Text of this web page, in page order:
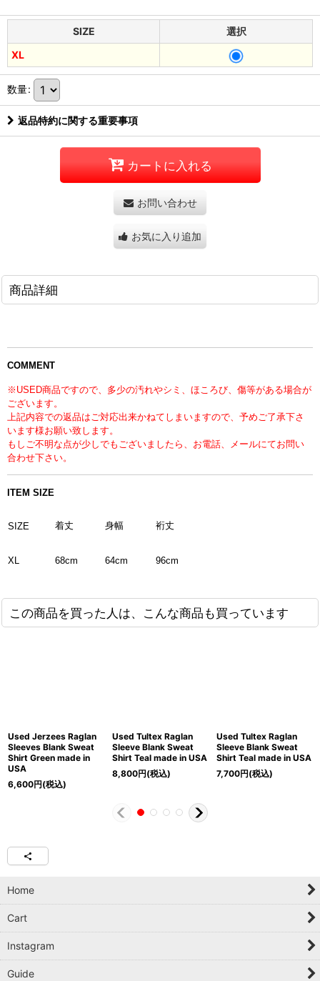
SIZE
選択
XL
数量:
返品特約に関する重要事項
カートに入れる
お問い合わせ
お気に入り追加
商品詳細
COMMENT
※USED商品ですので、多少の汚れやシミ、ほころび、傷等がある場合が
ございます。
上記内容での返品はご対応出来かねてしまいますので、予めご了承下さ
います様お願い致します。
もしご不明な点が少しでもございましたら、お電話、メールにてお問い
合わせ下さい。
ITEM SIZE
SIZE 着丈 身幅 裄丈
XL 68cm 64cm 96cm
この商品を買った人は、こんな商品も買っています
Used Jerzees Raglan
Sleeves Blank Sweat
Shirt Green made in
USA
6,600円(税込)
Used Tultex Raglan
Sleeve Blank Sweat
Shirt Teal made in USA
8,800円(税込)
Used Tultex Raglan
Sleeve Blank Sweat
Shirt Teal made in USA
7,700円(税込)
Home
Cart
Instagram
Guide